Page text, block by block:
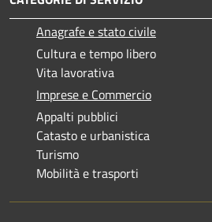
Anagrafe e stato civile
Cultura e tempo libero
Vita lavorativa
Imprese e Commercio
Appalti pubblici
Catasto e urbanistica
Turismo
Mobilità e trasporti